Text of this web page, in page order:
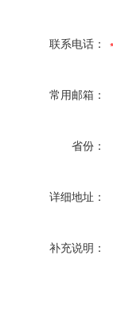
联系电话：
常用邮箱：
省份：
详细地址：
补充说明：